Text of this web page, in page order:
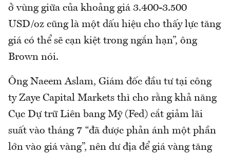
ở vùng giữa của khoảng giá 3.400-3.500
USD/oz cũng là một dấu hiệu cho thấy lực tăng
giá có thể sẽ cạn kiệt trong ngắn hạn”, ông
Brown nói.
Ông Naeem Aslam, Giám đốc đầu tư tại công
ty Zaye Capital Markets thì cho rằng khả năng
Cục Dự trữ Liên bang Mỹ (Fed) cắt giảm lãi
suất vào tháng 7 “đã được phản ánh một phần
lớn vào giá vàng”, nên dư địa để giá vàng tăng